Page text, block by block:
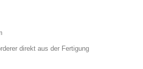
direkt aus der Fertigung